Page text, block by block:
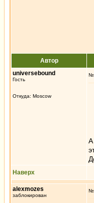
Автор
universebound
Гость
Откуда: Moscow
№
А
Наверх
alexmozes
заблокирован
№